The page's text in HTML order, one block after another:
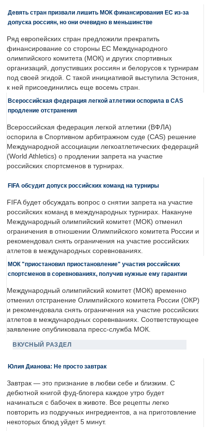
Девять стран призвали лишить МОК финансирования ЕС из-за
допуска россиян, но они очевидно в меньшинстве
Ряд европейских стран предложили прекратить
финансирование со стороны ЕС Международного
олимпийского комитета (МОК) и других спортивных
организаций, допустивших россиян и белорусов к турнирам
под своей эгидой. С такой инициативой выступила Эстония,
к ней присоединились еще восемь стран.
Всероссийская федерация легкой атлетики оспорила в CAS
продление отстранения
Всероссийская федерация легкой атлетики (ВФЛА)
оспорила в Спортивном арбитражном суде (CAS) решение
Международной ассоциации легкоатлетических федераций
(World Athletics) о продлении запрета на участие
российских спортсменов в турнирах.
FIFA обсудит допуск российских команд на турниры
FIFA будет обсуждать вопрос о снятии запрета на участие
российских команд в международных турнирах. Накануне
Международный олимпийский комитет (МОК) отменил
ограничения в отношении Олимпийского комитета России и
рекомендовал снять ограничения на участие российских
атлетов в международных соревнованиях.
МОК "приостановил приостановление" участия российских
спортсменов в соревнованиях, получив нужные ему гарантии
Международный олимпийский комитет (МОК) временно
отменил отстранение Олимпийского комитета России (ОКР)
и рекомендовала снять ограничения на участие российских
атлетов в международных соревнваниях. Соответствующее
заявление опубликовала пресс-служба МОК.
ВКУСНЫЙ РАЗДЕЛ
Юлия Дианова: Не просто завтрак
Завтрак — это признание в любви себе и близким. С
дебютной книгой фуд-блогера каждое утро будет
начинаться с бабочек в животе. Все рецепты легко
повторить из подручных ингредиентов, а на приготовление
некоторых блюд уйдет 5 минут.